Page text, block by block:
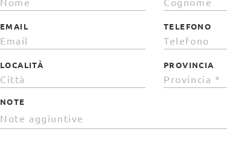
EMAIL TELEFONO
LOCALITÀ PROVINCIA
NOTE